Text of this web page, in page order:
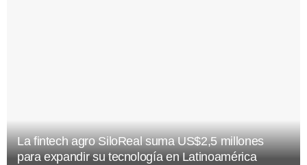
La fintech agro SiloReal suma US$2,5 millones
para expandir su tecnología en Latinoamérica